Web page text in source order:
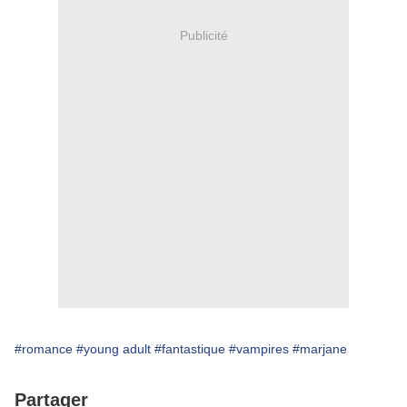
Publicité
#romance #young adult #fantastique #vampires #marjane
Partager